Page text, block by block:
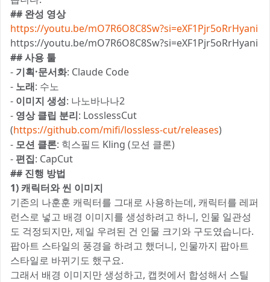
## 완성 영상
https://youtu.be/mO7R6O8C8Sw?si=eXF1Pjr5oRrHyani
https://youtu.be/mO7R6O8C8Sw?si=eXF1Pjr5oRrHyani
## 사용 툴
- 기획·문서화: Claude Code
- 노래: 수노
- 이미지 생성: 나노바나나2
- 영상 클립 분리: LosslessCut
(https://github.com/mifi/lossless-cut/releases)
- 모션 클론: 힉스필드 Kling (모션 클론)
- 편집: CapCut
## 진행 방법
1) 캐릭터와 씬 이미지
기존의 나훈훈 캐릭터를 그대로 사용하는데, 캐릭터를 레퍼
런스로 넣고 배경 이미지를 생성하려고 하니, 인물 일관성
도 걱정되지만, 제일 우려된 건 인물 크기와 구도였습니다.
팝아트 스타일의 풍경을 하려고 했더니, 인물까지 팝아트
스타일로 바뀌기도 했구요.
그래서 배경 이미지만 생성하고, 캡컷에서 합성해서 스틸